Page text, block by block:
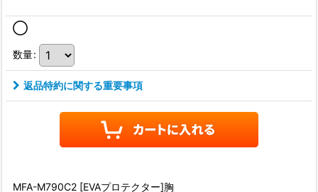
◯
数量:
返品特約に関する重要事項
MFA-M790C2 [EVAプロテクター]胸